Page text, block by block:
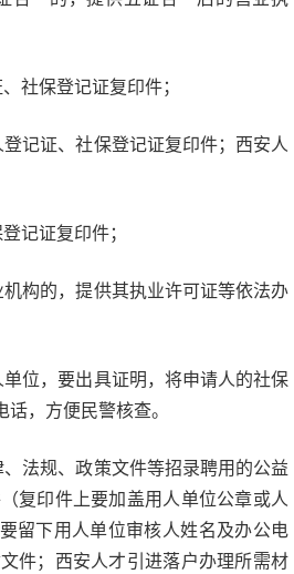
社保登记证复印件；
记证、社保登记证复印件；西安人
记证复印件；
构的，提供其执业许可证等依法办
位，要出具证明，将申请人的社保
，方便民警核查。
法规、政策文件等招录聘用的公益
复印件上要加盖用人单位公章或人
留下用人单位审核人姓名及办公电
件；西安人才引进落户办理所需材